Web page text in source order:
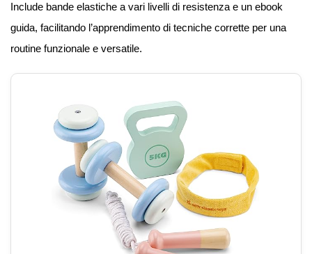
Include bande elastiche a vari livelli di resistenza e un ebook
guida, facilitando l’apprendimento di tecniche corrette per una
routine funzionale e versatile.